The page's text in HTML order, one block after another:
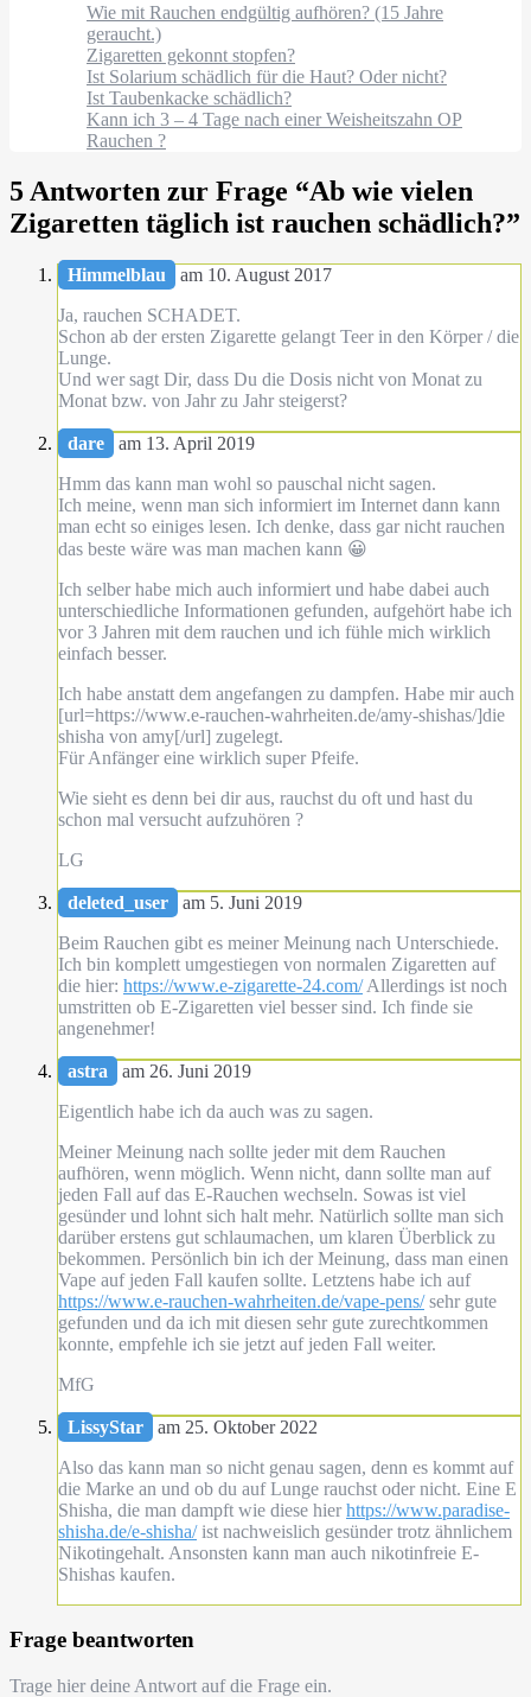
Wie mit Rauchen endgültig aufhören? (15 Jahre
geraucht.)
Zigaretten gekonnt stopfen?
Ist Solarium schädlich für die Haut? Oder nicht?
Ist Taubenkacke schädlich?
Kann ich 3 – 4 Tage nach einer Weisheitszahn OP
Rauchen ?
5 Antworten zur Frage “Ab wie vielen
Zigaretten täglich ist rauchen schädlich?”
Himmelblau
am 10. August 2017
Ja, rauchen SCHADET.
Schon ab der ersten Zigarette gelangt Teer in den Körper / die
Lunge.
Und wer sagt Dir, dass Du die Dosis nicht von Monat zu
Monat bzw. von Jahr zu Jahr steigerst?
dare
am 13. April 2019
Hmm das kann man wohl so pauschal nicht sagen.
Ich meine, wenn man sich informiert im Internet dann kann
man echt so einiges lesen. Ich denke, dass gar nicht rauchen
das beste wäre was man machen kann 😀
Ich selber habe mich auch informiert und habe dabei auch
unterschiedliche Informationen gefunden, aufgehört habe ich
vor 3 Jahren mit dem rauchen und ich fühle mich wirklich
einfach besser.
Ich habe anstatt dem angefangen zu dampfen. Habe mir auch
[url=https://www.e-rauchen-wahrheiten.de/amy-shishas/]die
shisha von amy[/url] zugelegt.
Für Anfänger eine wirklich super Pfeife.
Wie sieht es denn bei dir aus, rauchst du oft und hast du
schon mal versucht aufzuhören ?
LG
deleted_user
am 5. Juni 2019
Beim Rauchen gibt es meiner Meinung nach Unterschiede.
Ich bin komplett umgestiegen von normalen Zigaretten auf
die hier: https://www.e-zigarette-24.com/Allerdings ist noch
umstritten ob E-Zigaretten viel besser sind. Ich finde sie
angenehmer!
astra
am 26. Juni 2019
Eigentlich habe ich da auch was zu sagen.
Meiner Meinung nach sollte jeder mit dem Rauchen
aufhören, wenn möglich. Wenn nicht, dann sollte man auf
jeden Fall auf das E-Rauchen wechseln. Sowas ist viel
gesünder und lohnt sich halt mehr. Natürlich sollte man sich
darüber erstens gut schlaumachen, um klaren Überblick zu
bekommen. Persönlich bin ich der Meinung, dass man einen
Vape auf jeden Fall kaufen sollte. Letztens habe ich auf
https://www.e-rauchen-wahrheiten.de/vape-pens/sehr gute
gefunden und da ich mit diesen sehr gute zurechtkommen
konnte, empfehle ich sie jetzt auf jeden Fall weiter.
MfG
LissyStar
am 25. Oktober 2022
Also das kann man so nicht genau sagen, denn es kommt auf
die Marke an und ob du auf Lunge rauchst oder nicht. Eine E
Shisha, die man dampft wie diese hier https://www.paradise-
shisha.de/e-shisha/ist nachweislich gesünder trotz ähnlichem
Nikotingehalt. Ansonsten kann man auch nikotinfreie E-
Shishas kaufen.
Frage beantworten
Trage hier deine Antwort auf die Frage ein.